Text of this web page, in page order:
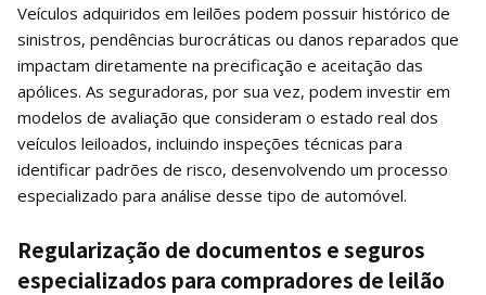
Veículos adquiridos em leilões podem possuir histórico de
sinistros, pendências burocráticas ou danos reparados que
impactam diretamente na precificação e aceitação das
apólices. As seguradoras, por sua vez, podem investir em
modelos de avaliação que consideram o estado real dos
veículos leiloados, incluindo inspeções técnicas para
identificar padrões de risco, desenvolvendo um processo
especializado para análise desse tipo de automóvel.
Regularização de documentos e seguros
especializados para compradores de leilão